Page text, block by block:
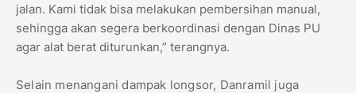
jalan. Kami tidak bisa melakukan pembersihan manual,
sehingga akan segera berkoordinasi dengan Dinas PU
agar alat berat diturunkan,” terangnya.
Selain menangani dampak longsor, Danramil juga